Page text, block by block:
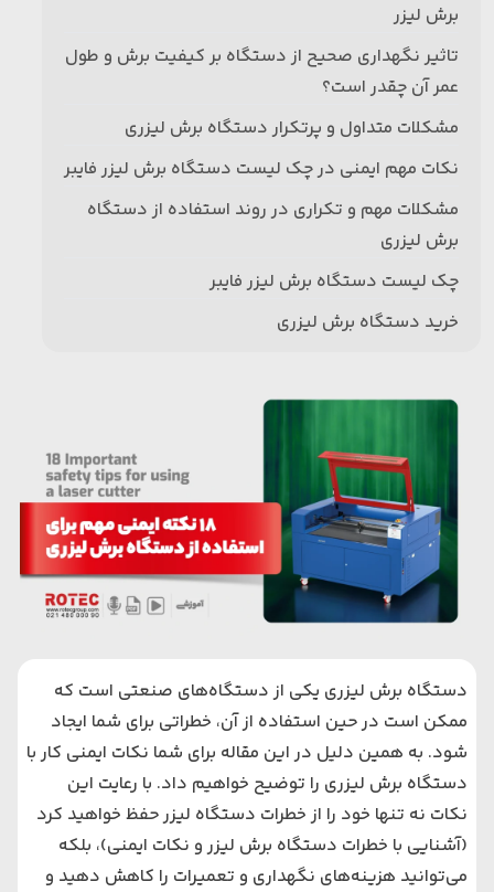
برش لیزر
تاثیر نگهداری صحیح از دستگاه بر کیفیت برش و طول
عمر آن چقدر است؟
مشکلات متداول و پرتکرار دستگاه برش لیزری
نکات مهم ایمنی در چک لیست دستگاه‌ برش لیزر فایبر
مشکلات مهم و تکراری در روند استفاده از دستگاه
برش لیزری
چک لیست دستگاه‌ برش لیزر فایبر
خرید دستگاه برش لیزری
دستگاه برش لیزری یکی از دستگاه‌های صنعتی است که
ممکن است در حین استفاده از آن، خطراتی برای شما ایجاد
شود. به همین دلیل در این مقاله برای شما نکات ایمنی کار با
دستگاه برش لیزری را توضیح خواهیم داد. با رعایت این
نکات نه تنها خود را از خطرات دستگاه لیزر حفظ خواهید کرد
(آشنایی با خطرات دستگاه برش لیزر و نکات ایمنی)، بلکه
می‌توانید هزینه‌های نگهداری و تعمیرات را کاهش دهید و